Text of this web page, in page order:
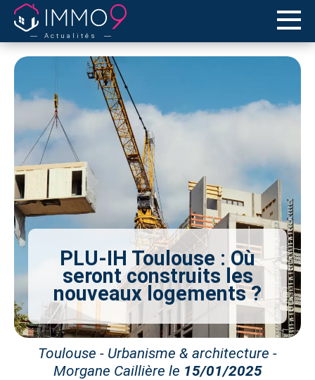
Actualités
PLU-IH Toulouse : Où
seront construits les
nouveaux logements ?
Toulouse - Urbanisme & architecture -
Morgane Caillière le 15/01/2025